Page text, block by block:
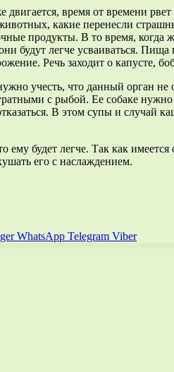
время от времени
какие перенесли
продукты. В то время, когда
легче усваиваться.
Речь заходит о капусте,
учесть, что данный орган
с рыбой. Ее собаке
В этом супы и случай
будет легче. Так как
его с наслаждением.
WhatsApp Telegram Viber